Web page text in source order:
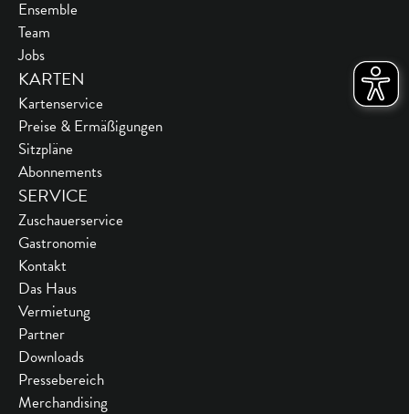
Ensemble
Team
Jobs
KARTEN
Kartenservice
Preise & Ermäßigungen
Sitzpläne
Abonnements
SERVICE
Zuschauerservice
Gastronomie
Kontakt
Das Haus
Vermietung
Partner
Downloads
Pressebereich
Merchandising